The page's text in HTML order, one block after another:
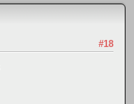
#18